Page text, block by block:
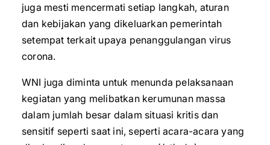
juga mesti mencermati setiap langkah, aturan
dan kebijakan yang dikeluarkan pemerintah
setempat terkait upaya penanggulangan virus
corona.
WNI juga diminta untuk menunda pelaksanaan
kegiatan yang melibatkan kerumunan massa
dalam jumlah besar dalam situasi kritis dan
sensitif seperti saat ini, seperti acara-acara yang